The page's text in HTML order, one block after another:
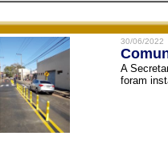
30/06/2022
A
foram